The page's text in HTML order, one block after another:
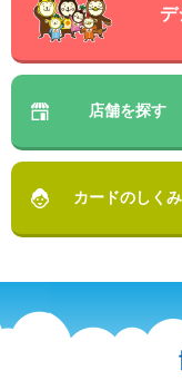
デ
店舗を探す
カードのしくみ